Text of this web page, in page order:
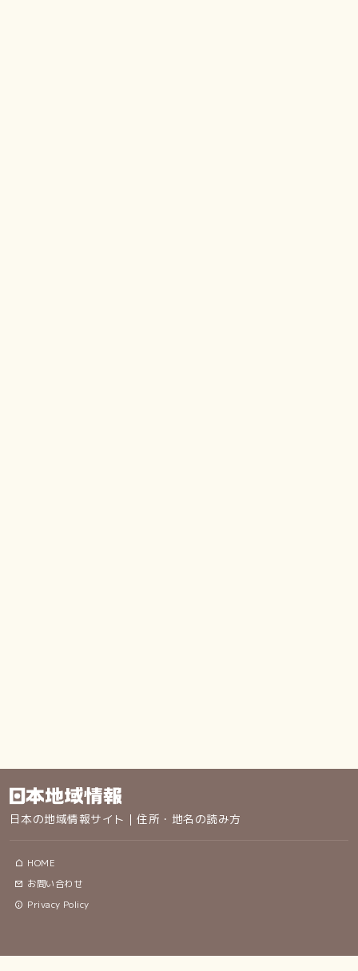
日本の地域情報サイト｜住所・地名の読み方
HOME
お問い合わせ
Privacy Policy